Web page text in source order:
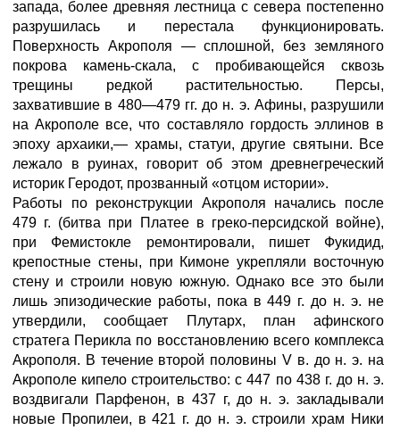
запада, более древняя лестница с севера постепенно
разрушилась и перестала функционировать.
Поверхность Акрополя — сплошной, без земляного
покрова камень-скала, с пробивающейся сквозь
трещины редкой растительностью. Персы,
захватившие в 480—479 гг. до н. э. Афины, разрушили
на Акрополе все, что составляло гордость эллинов в
эпоху архаики,— храмы, статуи, другие святыни. Все
лежало в руинах, говорит об этом древнегреческий
историк Геродот, прозванный «отцом истории».
Работы по реконструкции Акрополя начались после
479 г. (битва при Платее в греко-персидской войне),
при Фемистокле ремонтировали, пишет Фукидид,
крепостные стены, при Кимоне укрепляли восточную
стену и строили новую южную. Однако все это были
лишь эпизодические работы, пока в 449 г. до н. э. не
утвердили, сообщает Плутарх, план афинского
стратега Перикла по восстановлению всего комплекса
Акрополя. В течение второй половины V в. до н. э. на
Акрополе кипело строительство: с 447 по 438 г. до н. э.
воздвигали Парфенон, в 437 г, до н. э. закладывали
новые Пропилеи, в 421 г. до н. э. строили храм Ники